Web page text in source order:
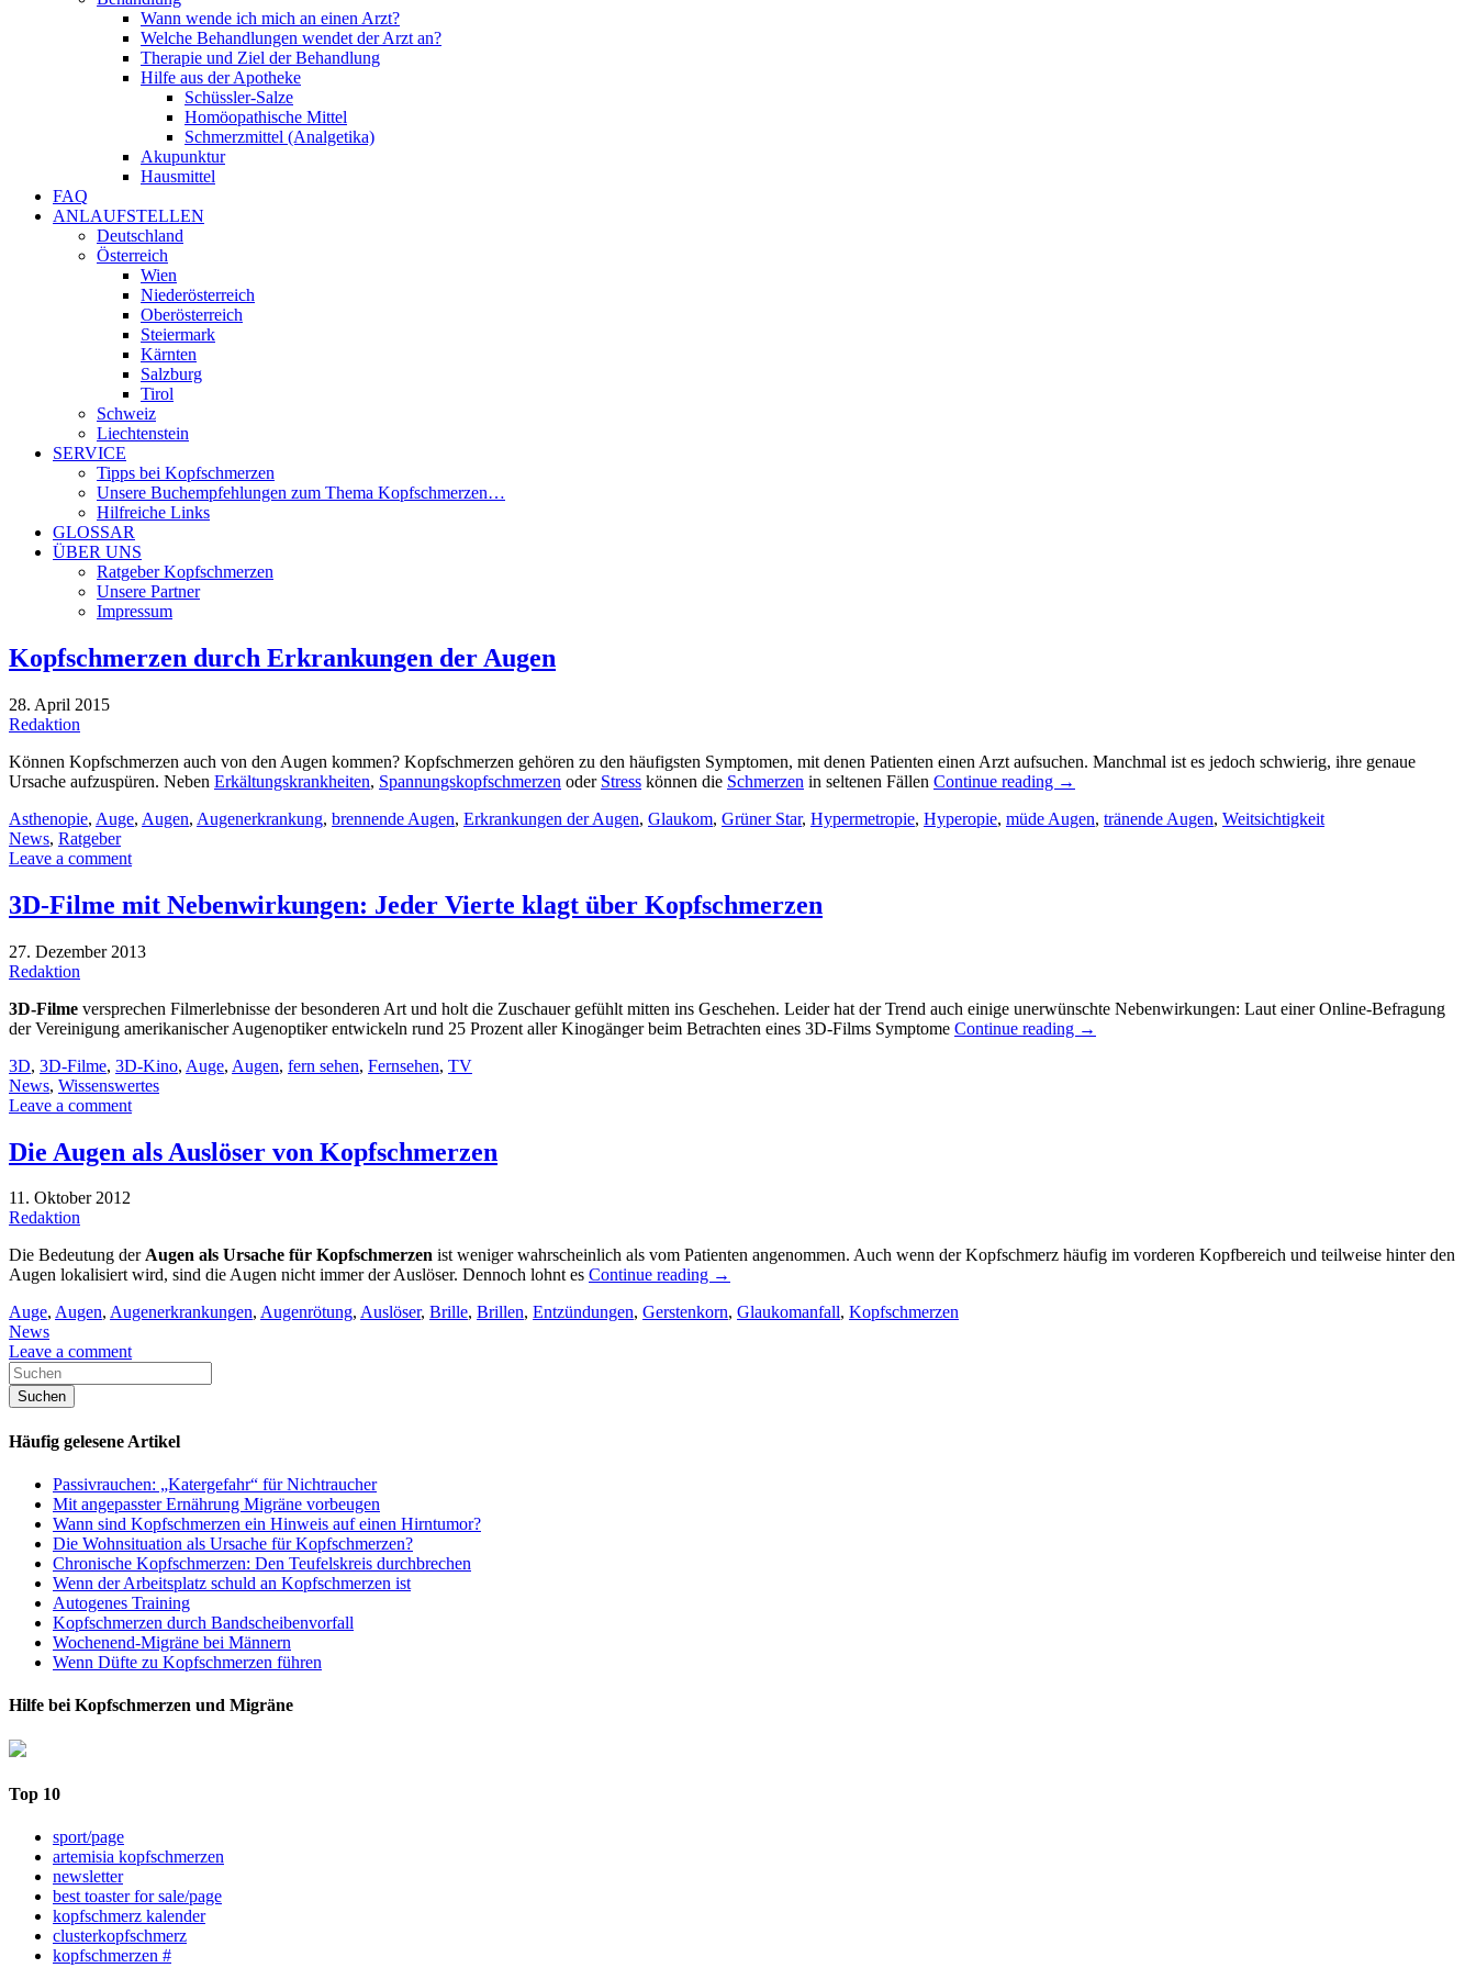
Wann wende ich mich an einen Arzt?
Welche Behandlungen wendet der Arzt an?
Therapie und Ziel der Behandlung
Hilfe aus der Apotheke
Schüssler-Salze
Homöopathische Mittel
Schmerzmittel (Analgetika)
Akupunktur
Hausmittel
FAQ
ANLAUFSTELLEN
Deutschland
Österreich
Wien
Niederösterreich
Oberösterreich
Steiermark
Kärnten
Salzburg
Tirol
Schweiz
Liechtenstein
SERVICE
Tipps bei Kopfschmerzen
Unsere Buchempfehlungen zum Thema Kopfschmerzen…
Hilfreiche Links
GLOSSAR
ÜBER UNS
Ratgeber Kopfschmerzen
Unsere Partner
Impressum
Kopfschmerzen durch Erkrankungen der Augen
28. April 2015
Redaktion
Können Kopfschmerzen auch von den Augen kommen? Kopfschmerzen gehören zu den häufigsten Symptomen, mit denen Patienten einen Arzt aufsuchen. Manchmal ist es jedoch schwierig, ihre genaue
Ursache aufzuspüren. Neben Erkältungskrankheiten, Spannungskopfschmerzen oder Stress können die Schmerzen in seltenen Fällen Continue reading →
Asthenopie, Auge, Augen, Augenerkrankung, brennende Augen, Erkrankungen der Augen, Glaukom, Grüner Star, Hypermetropie, Hyperopie, müde Augen, tränende Augen, Weitsichtigkeit
News, Ratgeber
Leave a comment
3D-Filme mit Nebenwirkungen: Jeder Vierte klagt über Kopfschmerzen
27. Dezember 2013
Redaktion
3D-Filme versprechen Filmerlebnisse der besonderen Art und holt die Zuschauer gefühlt mitten ins Geschehen. Leider hat der Trend auch einige unerwünschte Nebenwirkungen: Laut einer Online-Befragung
der Vereinigung amerikanischer Augenoptiker entwickeln rund 25 Prozent aller Kinogänger beim Betrachten eines 3D-Films Symptome Continue reading →
3D, 3D-Filme, 3D-Kino, Auge, Augen, fern sehen, Fernsehen, TV
News, Wissenswertes
Leave a comment
Die Augen als Auslöser von Kopfschmerzen
11. Oktober 2012
Redaktion
Die Bedeutung derAugen als Ursache für Kopfschmerzen ist weniger wahrscheinlich als vom Patienten angenommen. Auch wenn der Kopfschmerz häufig im vorderen Kopfbereich und teilweise hinter den
Augen lokalisiert wird, sind die Augen nicht immer der Auslöser. Dennoch lohnt es Continue reading →
Auge, Augen, Augenerkrankungen, Augenrötung, Auslöser, Brille, Brillen, Entzündungen, Gerstenkorn, Glaukomanfall, Kopfschmerzen
News
Leave a comment
Häufig gelesene Artikel
Passivrauchen: „Katergefahr“ für Nichtraucher
Mit angepasster Ernährung Migräne vorbeugen
Wann sind Kopfschmerzen ein Hinweis auf einen Hirntumor?
Die Wohnsituation als Ursache für Kopfschmerzen?
Chronische Kopfschmerzen: Den Teufelskreis durchbrechen
Wenn der Arbeitsplatz schuld an Kopfschmerzen ist
Autogenes Training
Kopfschmerzen durch Bandscheibenvorfall
Wochenend-Migräne bei Männern
Wenn Düfte zu Kopfschmerzen führen
Hilfe bei Kopfschmerzen und Migräne
Top 10
sport/page
artemisia kopfschmerzen
newsletter
best toaster for sale/page
kopfschmerz kalender
clusterkopfschmerz
kopfschmerzen #